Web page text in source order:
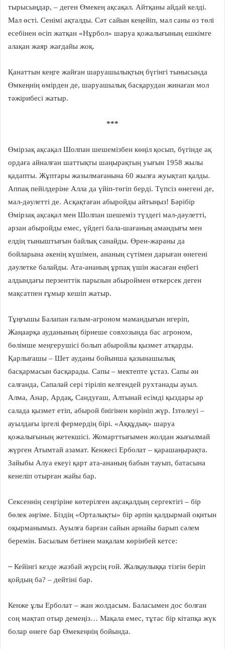
тырысыңдар, – деген Өмекең ақсақал. Айтқаны айдай келді.
Мал өсті. Сенімі ақталды. Сәт сайын кеңейіп, мал саны өз төлі
есебінен өсіп жатқан «Нұрбол» шаруа қожалығының ешкімге
алақан жаяр жағдайы жоқ.
Қанаттын кеңге жайған шаруашылықтың бүгінгі тынысында
Өмкеңнің өмірден де, шаруашылық басқарудан жинаған мол
тәжірибесі жатыр.
***
Өмірзақ ақсақал Шолпан шешемізбен көңіл қосып, бүгінде ақ
ордаға айналған шаттықты шаңырақтың уығын 1958 жылы
қадапты. Жұптары жазылмағанына 60 жылға жуықтап қалды.
Аппақ пейілдеріне Алла да үйіп-төгіп берді. Түпсіз өнегені де,
мал-дәулетті де. Асқақтаған абыройды айтыңыз! Бәрібір
Өмірзақ ақсақал мен Шолпан шешеміз түздегі мал-дәулетті,
арзан абыройды емес, үйдегі бала-шағаның амандығы мен
елдің тыныштығын байлық санайды. Өрен-жараны да
бойларына әкенің күшімен, ананың сүтімен дарыған өнегені
дәулетке балайды. Ата-ананың ұрпақ үшін жасаған еңбегі
алдындағы перзенттік парызын абыроймен өткерсек деген
мақсатпен ғұмыр кешіп жатыр.
Тұңғышы Балапан ғалым-агроном мамандығын игеріп,
Жаңаарқа ауданының бірнеше совхозында бас агроном,
бөлімше меңгерушісі болып абыройлы қызмет атқарды.
Қарлығашы – Шет ауданы бойынша қазынашылық
басқармасын басқарады. Сапы – мектепте ұстаз. Сапы ән
салғанда, Сапалай сері тіріліп келгендей рухтанады ауыл.
Алма, Анар, Ардақ, Сандуғаш, Алтынай есімді қыздары әр
салада қызмет етіп, абырой биігінен көрініп жүр. Ізтөлеуі –
ауылдағы іргелі фермердің бірі. «Аққұдық» шаруа
қожалығының жетекшісі. Жомарттығымен жолдан жығылмай
жүрген Атымтай азамат. Кенжесі Ерболат – қарашаңырақта.
Зайыбы Алуа екеуі қарт ата-ананың бабын тауып, батасына
кенеліп отырған жайы бар.
Сексеннің сеңгіріне көтерілген ақсақалдың сергектігі – бір
бөлек әңгіме. Біздің «Орталықты» бір әрпін қалдырмай оқитын
оқырманымыз. Ауылға барған сайын арнайы барып сәлем
беремін. Басылым бетінен мақалам көрінбей кетсе:
–Кейінгі кезде жазбай жүрсің ғой. Жалқаулыққа тізгін беріп
қойдың ба? – дейтіні бар.
Кенже ұлы Ерболат – жан жолдасым. Баласымен дос болған
соң мақтап отыр демеңіз… Мақала емес, тұтас бір кітапқа жүк
болар өнеге бар Өмекеңнің бойында.